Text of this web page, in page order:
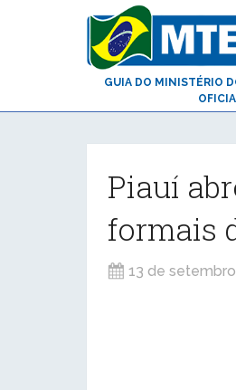
GUIA DO MINISTÉRIO
Piauí
formais
13 de